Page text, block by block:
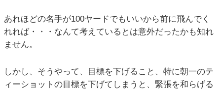
あれほどの名手が100ヤードでもいいから前に飛んでく
れれば・・・なんて考えているとは意外だったかも知れ
ません。
しかし、そうやって、目標を下げること、特に朝一のテ
ィーショットの目標を下げてしまうと、緊張を和らげる